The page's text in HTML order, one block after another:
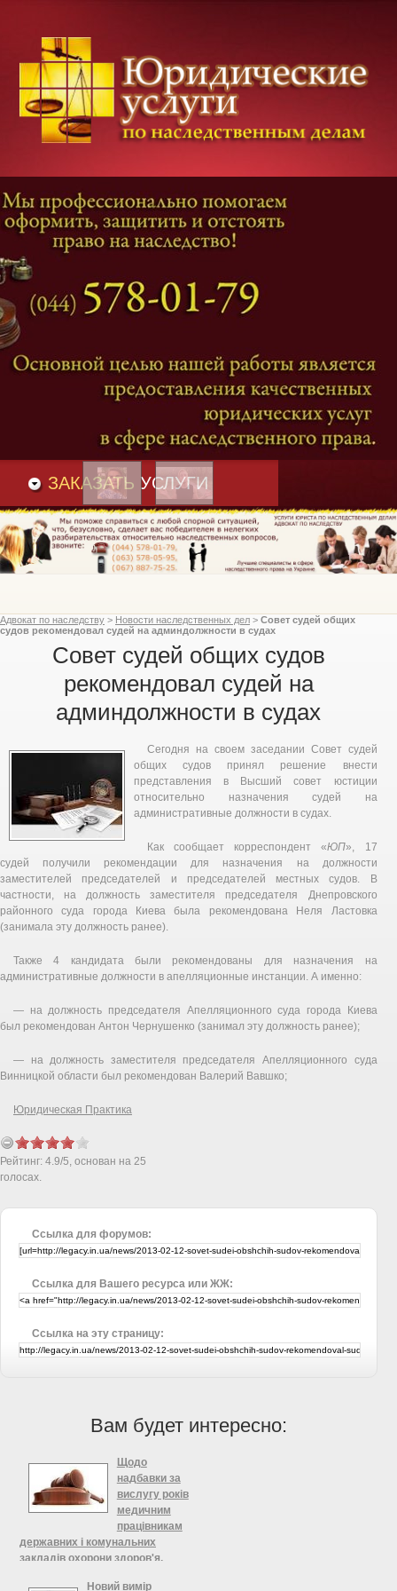
Категории дел
Наследование и Завещание
Оформление наследства
Оспаривание наследства
Адвокат наследственные дела
и Вакансии
ЗАКАЗАТЬ УСЛУГИ
Адвокат по наследству > Новости наследственных дел > Совет судей общих
судов рекомендовал судей на админдолжности в судах
Совет судей общих судов
рекомендовал судей на
админдолжности в судах
Сегодня на своем заседании Совет судей
общих судов принял решение внести
представления в Высший совет юстиции
относительно назначения судей на
административные должности в судах.
Как сообщает корреспондент «ЮП», 17
судей получили рекомендации для назначения на должности
заместителей председателей и председателей местных судов. В
частности, на должность заместителя председателя Днепровского
районного суда города Киева была рекомендована Неля Ластовка
(занимала эту должность ранее).
Также 4 кандидата были рекомендованы для назначения на
административные должности в апелляционные инстанции. А именно:
— на должность председателя Апелляционного суда города Киева
был рекомендован Антон Чернушенко (занимал эту должность ранее);
— на должность заместителя председателя Апелляционного суда
Винницкой области был рекомендован Валерий Вавшко;
Юридическая Практика
Рейтинг: 4.9/5, основан на 25
голосах.
Ссылка для форумов:
Ссылка для Вашего ресурса или ЖЖ:
Ссылка на эту страницу:
Вам будет интересно:
Щодо
надбавки за
вислугу років
медичним
працівникам
державних і комунальних
закладів охорони здоров'я,
Новий вимір